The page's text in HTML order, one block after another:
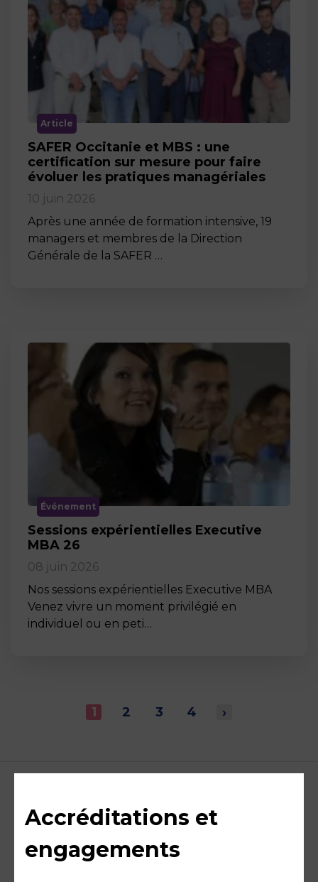
Article
SAFER Occitanie et MBS : une
certification sur mesure pour faire
évoluer les pratiques managériales
10 juin 2026
Après une année de formation intensive, 19
managers et membres de la Direction
Générale de la SAFER …
Événement
Sessions expérientielles Executive
MBA 26
08 juin 2026
Nos sessions expérientielles Executive MBA
Venez vivre un moment privilégié en
individuel ou en peti…
1 2 3 4 ›
Accréditations et
engagements